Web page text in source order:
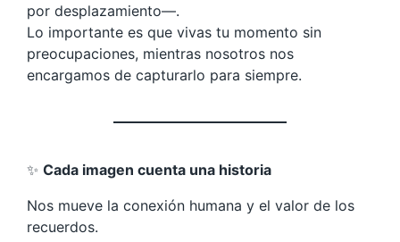
por desplazamiento—.
Lo importante es que vivas tu momento sin
preocupaciones, mientras nosotros nos
encargamos de capturarlo para siempre.
✨ Cada imagen cuenta una historia
Nos mueve la conexión humana y el valor de los
recuerdos.